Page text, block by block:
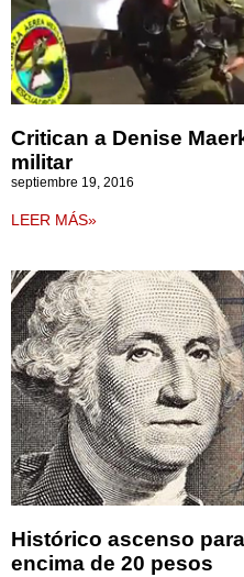
Critican a Denise
militar
septiembre 19, 2016
LEER MÁS»
Histórico ascenso
encima de 20 pesos